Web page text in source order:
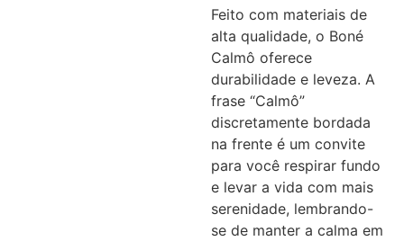
Feito com materiais de
alta qualidade, o Boné
Calmô oferece
durabilidade e leveza. A
frase “Calmô”
discretamente bordada
na frente é um convite
para você respirar fundo
e levar a vida com mais
serenidade, lembrando-
se de manter a calma em